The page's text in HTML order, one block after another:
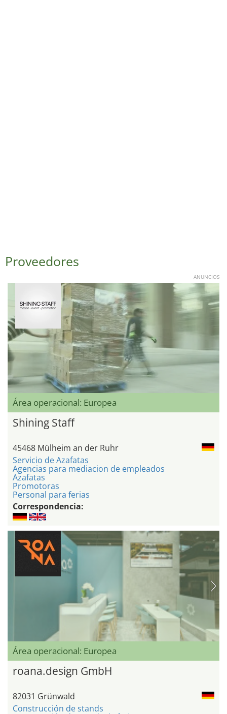
Proveedores
ANUNCIOS
Área operacional: Europea
Shining Staff
45468 Mülheim an der Ruhr
Servicio de Azafatas
Agencias para mediacion de empleados
Azafatas
Promotoras
Personal para ferias
Correspondencia:
Área operacional: Europea
roana.design GmbH
82031 Grünwald
Construcción de stands